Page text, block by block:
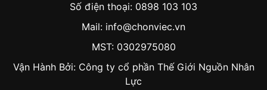
Số điện thoại: 0898 103 103
Mail: info@chonviec.vn
MST: 0302975080
Vận Hành Bởi: Công ty cổ phần Thế Giới Nguồn Nhân
Lực